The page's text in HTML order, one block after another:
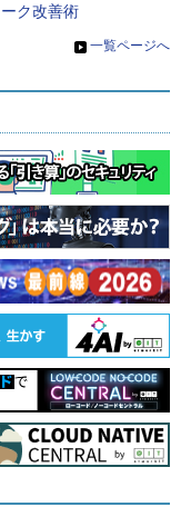
ク改善術
» 一覧ページへ